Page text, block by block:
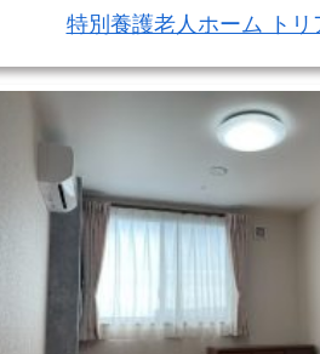
特別養護老人ホーム トリ